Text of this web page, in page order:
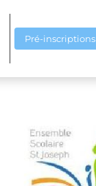
Pré-inscriptions